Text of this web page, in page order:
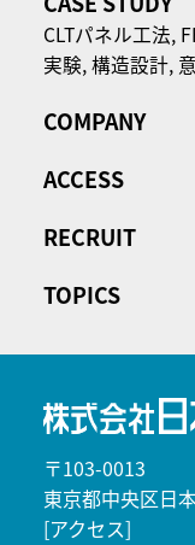
〒103-0013
東京都中央区日
[アクセス]
CLTパネル⼯法,
実験,構造設計,
COMPANY
ACCESS
RECRUIT
TOPICS